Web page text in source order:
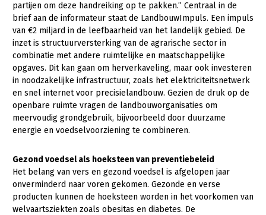
Sectoren
Dier
Biologische Landbouw
Geitenhouderij
Kalverhouderij
Konijnenhouderij
Paardenhouderij
Pluimveehouderij
Schapenhouderij
Plant
Akkerbouw
Biologische Landbouw
Bollenteelt
Fruitteelt
Glastuinbouw
Paddenstoelen
Multifunctionele landbouw
Multifunctioneel
Vrouw en Bedrijf
Onderwerpen
Nieuws
Nieuwsabonnement
Webinars
Over LTO
partijen om deze handreiking op te pakken.” Centraal in de
brief aan de informateur staat de LandbouwImpuls. Een impuls
van €2 miljard in de leefbaarheid van het landelijk gebied. De
inzet is structuurversterking van de agrarische sector in
combinatie met andere ruimtelijke en maatschappelijke
opgaves. Dit kan gaan om herverkaveling, maar ook investeren
in noodzakelijke infrastructuur, zoals het elektriciteitsnetwerk
en snel internet voor precisielandbouw. Gezien de druk op de
openbare ruimte vragen de landbouworganisaties om
meervoudig grondgebruik, bijvoorbeeld door duurzame
energie en voedselvoorziening te combineren.
Gezond voedsel als hoeksteen van preventiebeleid
Het belang van vers en gezond voedsel is afgelopen jaar
onverminderd naar voren gekomen. Gezonde en verse
producten kunnen de hoeksteen worden in het voorkomen van
welvaartsziekten zoals obesitas en diabetes. De